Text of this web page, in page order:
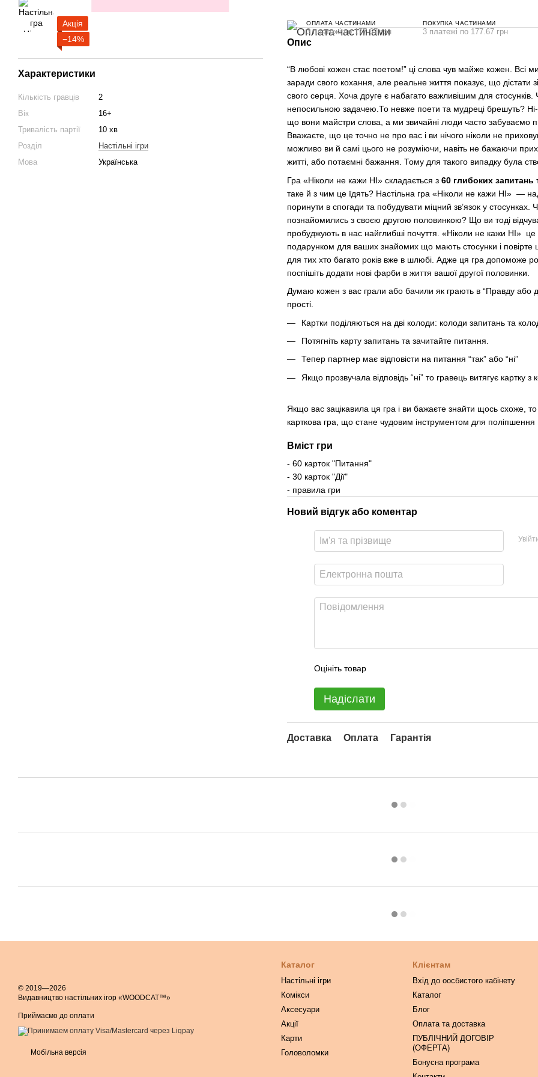
Акція
−14%
Характеристики
Кількість гравців
2
Вік
16+
Тривалість партії
10 хв
Розділ
Настільні ігри
Мова
Українська
ОПЛАТА ЧАСТИНАМИ
3 платежі по 177.67 грн
ПОКУПКА ЧАСТИНАМИ
3 платежі по 177.67 грн
Опис
“В любові кожен стає поетом!” ці слова чув майже кожен. Всі
заради свого кохання, але реальне життя показує, що дістати
свого серця. Хоча друге є набагато важливішим для стосунків.
непосильною задачею.То невже поети та мудреці брешуть? Ні-
що вони майстри слова, а ми звичайні люди часто забуваємо
Вважаєте, що це точно не про вас і ви нічого ніколи не
можливо ви й самі цього не розуміючи, навіть не бажаючи
житті, або потаємні бажання. Тому для такого випадку була
Гра «Ніколи не кажи НІ» складається з 60 глибоких запитань
таке й з чим це їдять? Настільна гра «Ніколи не кажи НІ» —
поринути в спогади та побудувати міцний зв’язок у
познайомились з своєю другою половинкою? Що ви тоді
пробуджують в нас найглибші почуття. «Ніколи не кажи НІ»
подарунком для ваших знайомих що мають стосунки і повірте
для тих хто багато років вже в шлюбі. Адже ця гра допоможе
поспішіть додати нові фарби в життя вашої другої половинки.
Думаю кожен з вас грали або бачили як грають в “Правду або
прості.
Картки поділяються на дві колоди: колоди запитань та
Потягніть карту запитань та зачитайте питання.
Тепер партнер має відповісти на питання “так” або “ні”
Якщо прозвучала відповідь “ні” то гравець витягує картку з
Якщо вас зацікавила ця гра і ви бажаєте знайти щось схоже,
карткова гра, що стане чудовим інструментом для поліпшення
Вміст гри
- 60 карток "Питання"
- 30 карток "Дії"
- правила гри
Новий відгук або коментар
Оцініть товар
Надіслати
Доставка Оплата Гарантія
© 2019—2026
Видавництво настільних ігор «WOODCAT™»
Приймаємо до оплати
Мобільна версія
Каталог
Настільні ігри
Комікси
Аксесуари
Акції
Карти
Головоломки
Клієнтам
Вхід до оосбистого кабінету
Каталог
Блог
Оплата та доставка
ПУБЛІЧНИЙ ДОГОВІР
(ОФЕРТА)
Бонусна програма